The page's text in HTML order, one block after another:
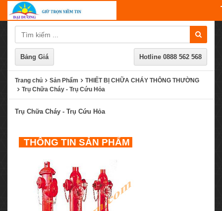
Bảng Giá Hotline 0888 562 568
Trang chủ Sản Phẩm
THIẾT BỊ CHỮA CHÁY THÔNG THƯỜNG
Trụ Chữa Cháy - Trụ Cứu Hỏa
Trụ Chữa Cháy - Trụ Cứu Hỏa
THÔNG TIN SẢN PHẨM